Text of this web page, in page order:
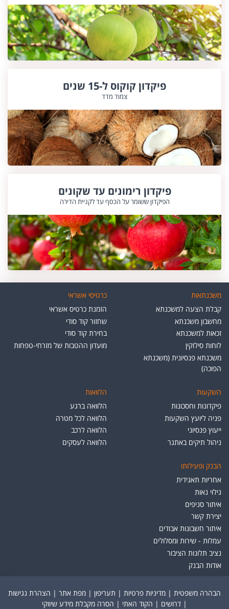
פיקדון קוקוס ל-15 שנים
צמוד מדד
פיקדון רימונים עד שקונים
הפיקדון ששומר על הכסף עד לקניית הדירה
משכנתאות
קבלת הצעה למשכנתא
מחשבון משכנתא
זכאות למשכנתא
לוחות סילוקין
משכנתא פנסיונית (משכנתא
הפוכה)
כרטיסי אשראי
הזמנת כרטיס אשראי
שחזור קוד סודי
בחירת קוד סודי
מועדון ההטבות של מזרחי-טפחות
השקעות
פיקדונות וחסכונות
פניה ליועץ השקעות
ייעוץ פנסיוני
ניהול תיקים באתגר
הלוואות
הלוואה ברגע
הלוואה לכל מטרה
הלוואה לרכב
הלוואה לעסקים
הבנק ופעילותו
אחריות תאגידית
גילוי נאות
איתור סניפים
יצירת קשר
איתור חשבונות אבודים
עמלות - שירות ומסלולים
נציב תלונות הציבור
אודות הבנק
הבהרה משפטית | מדיניות פרטיות | תעריפון | מפת אתר | הצהרת נגישות
| דרושים | הקוד האתי | הסרה מקבלת מידע שיווקי